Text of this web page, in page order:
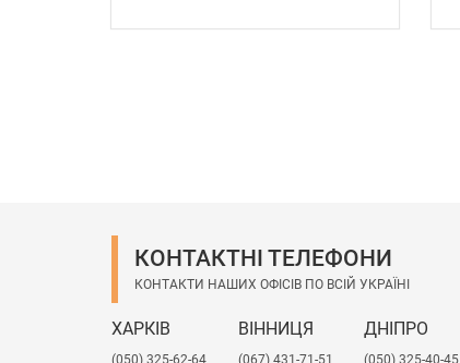
КОНТАКТНІ ТЕЛЕФОНИ
КОНТАКТИ НАШИХ ОФІСІВ ПО ВСІЙ УКРАЇНІ
ХАРКІВ
(050) 325-62-64
ВІННИЦЯ
(067) 431-71-51
ДНІПРО
(050) 325-40-45